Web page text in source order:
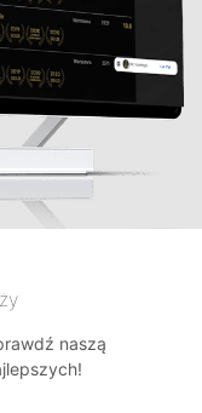
naszą